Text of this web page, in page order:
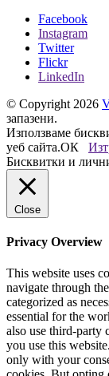
Facebook
Instagram
Twitter
Flickr
LinkedIn
© Copyright 2026
запазени.
Използваме
уеб сайта.ОК
Бисквитки и
Close
Privacy Overview
This website uses
navigate through
categorized as
essential for the
also use third-party
you use this
only with your